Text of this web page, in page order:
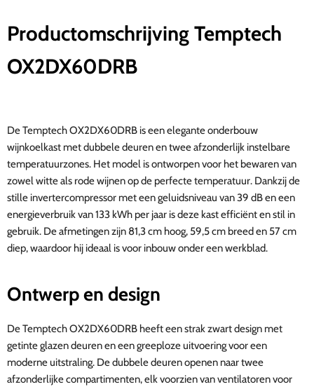
Productomschrijving Temptech
OX2DX60DRB
De Temptech OX2DX60DRB is een elegante onderbouw
wijnkoelkast met dubbele deuren en twee afzonderlijk instelbare
temperatuurzones. Het model is ontworpen voor het bewaren van
zowel witte als rode wijnen op de perfecte temperatuur. Dankzij de
stille invertercompressor met een geluidsniveau van 39 dB en een
energieverbruik van 133 kWh per jaar is deze kast efficiënt en stil in
gebruik. De afmetingen zijn 81,3 cm hoog, 59,5 cm breed en 57 cm
diep, waardoor hij ideaal is voor inbouw onder een werkblad.
Ontwerp en design
De Temptech OX2DX60DRB heeft een strak zwart design met
getinte glazen deuren en een greeploze uitvoering voor een
moderne uitstraling. De dubbele deuren openen naar twee
afzonderlijke compartimenten, elk voorzien van ventilatoren voor